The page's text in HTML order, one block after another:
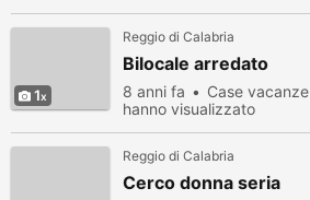
1
Reggio di Calabria
Bilocale arredato
8 anni fa Case vacanze
hanno visualizzato
Reggio di Calabria
Cerco donna seria